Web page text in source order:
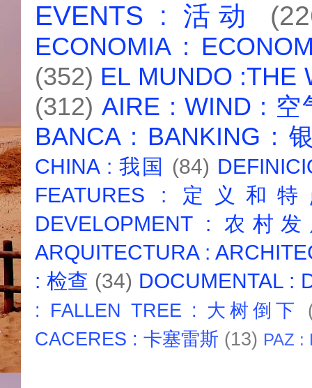
EVENTS : 活动
ECONOMIA :
(352) EL MUNDO :THE
(312) AIRE : WIND : 空
BANCA : BANKING :
CHINA : 我国 (84)
FEATURES : 定义和
DEVELOPMENT : 农村
ARQUITECTURA :
: 检查 (34) DOCUMENTAL :
: FALLEN TREE : 大树倒下
CACERES : 卡塞雷斯 (13) PAZ :